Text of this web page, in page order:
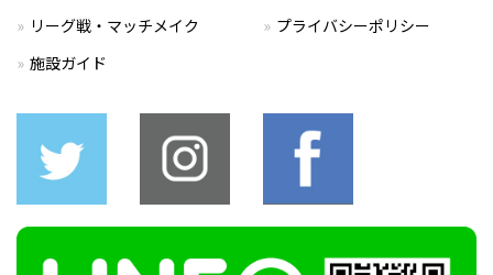
リーグ戦・マッチメイク
施設ガイド
プライバシーポリシー